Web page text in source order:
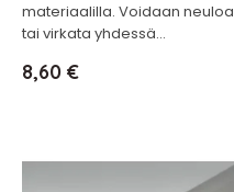
materiaalilla. Voidaan neuloa
tai virkata yhdessä...
Hinta
8,60 €